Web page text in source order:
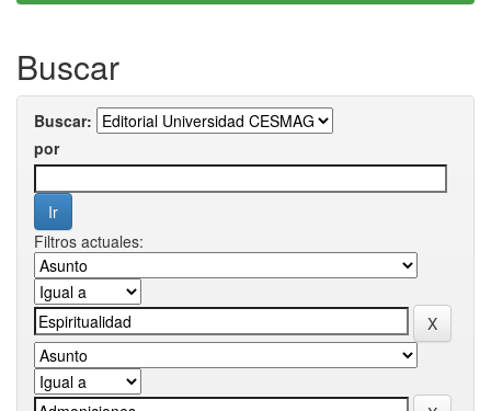
Buscar
Buscar:
por
Filtros actuales: